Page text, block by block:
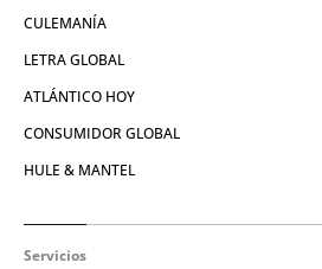
CULEMANÍA
LETRA GLOBAL
ATLÁNTICO HOY
CONSUMIDOR GLOBAL
HULE & MANTEL
Servicios